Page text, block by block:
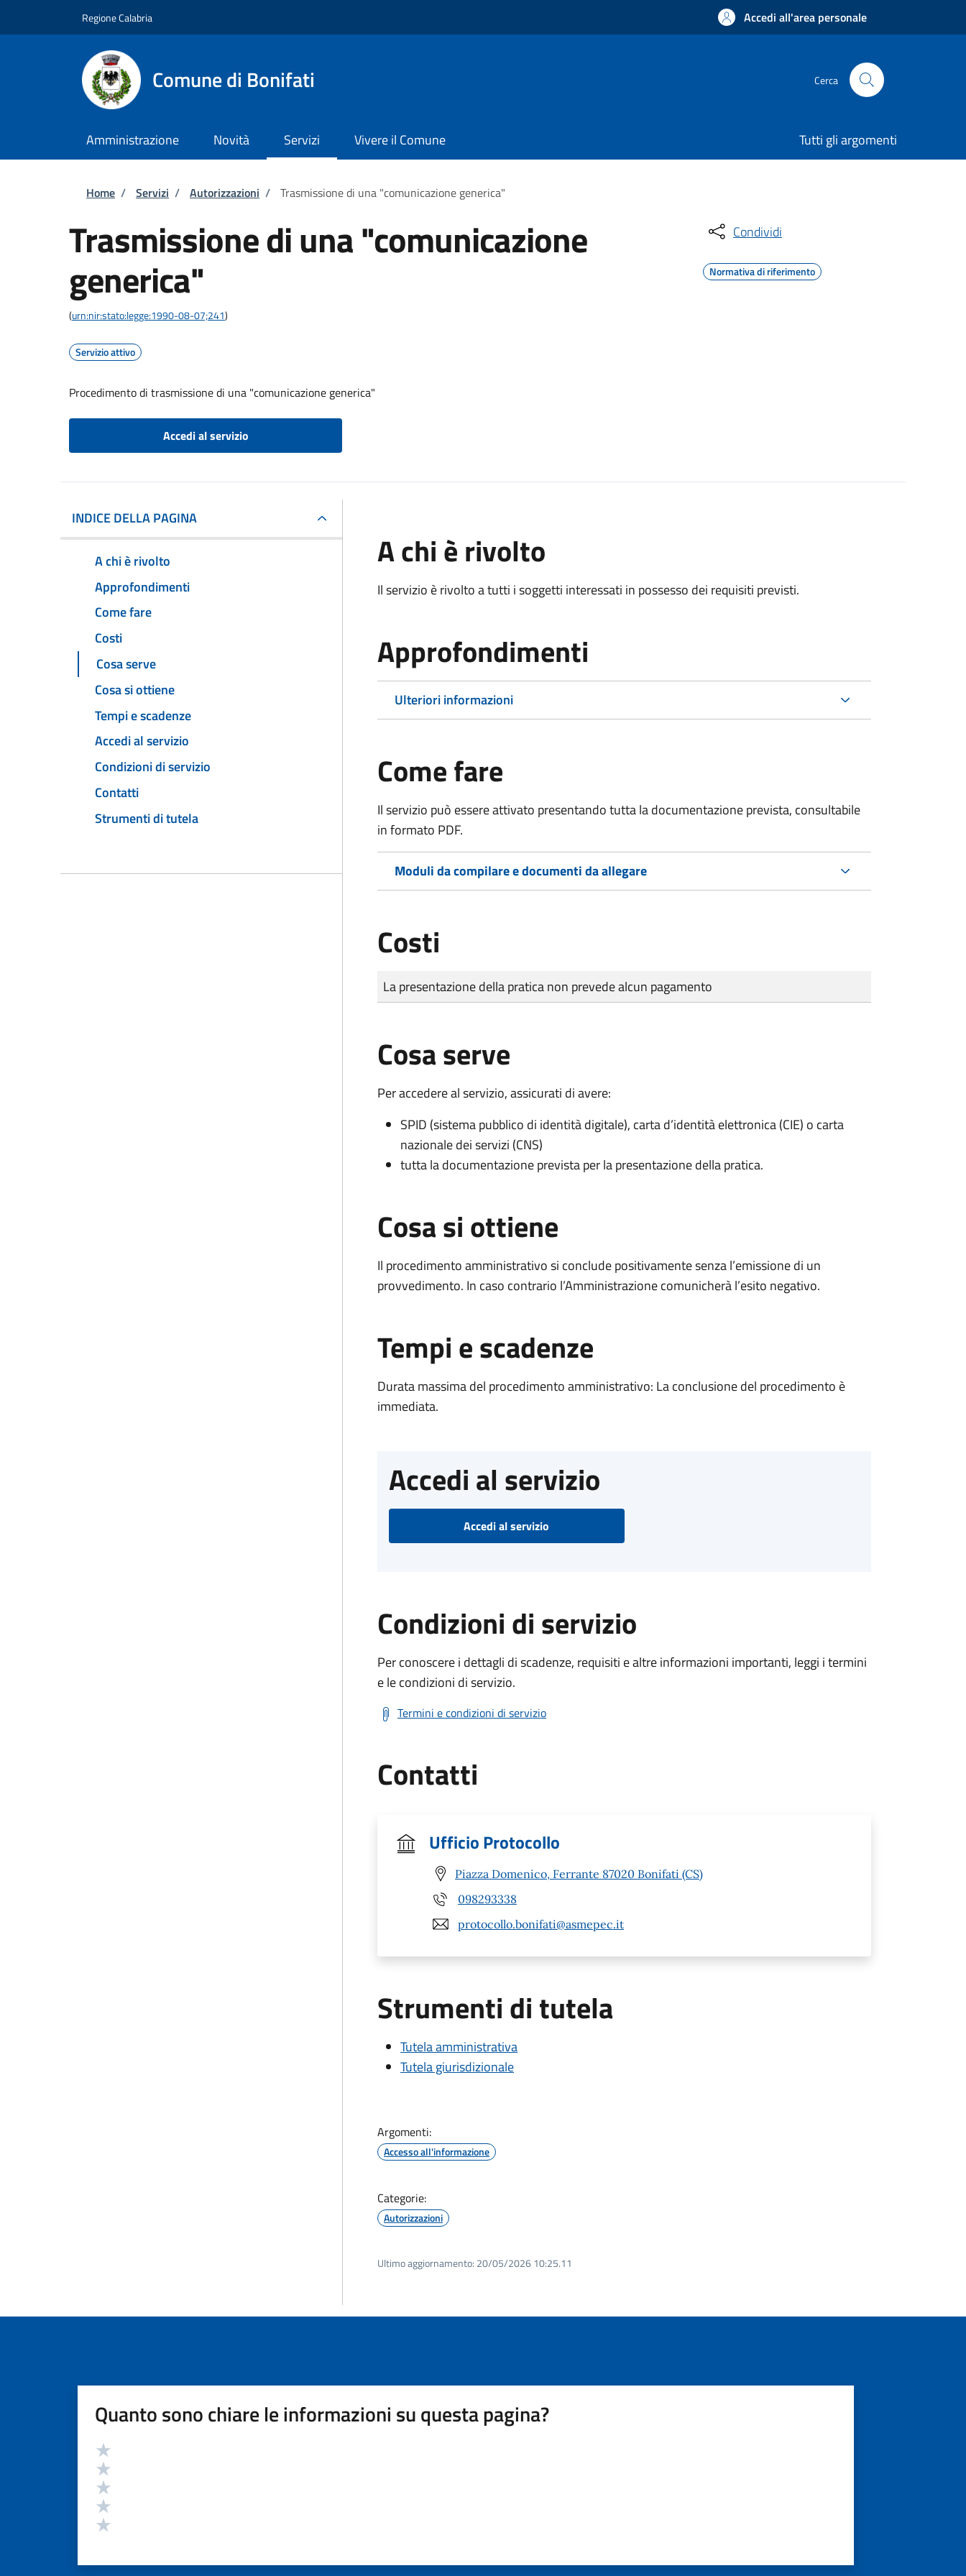
Regione Calabria Accedi all'area personale
Comune di Bonifati Cerca
Amministrazione Novità Servizi Vivere il Comune Tutti gli argomenti
Briciole di pane
Home / Servizi / Autorizzazioni / Trasmissione di una "comunicazione generica"
Trasmissione di una "comunicazione
generica"
(urn:nir:stato:legge:1990-08-07;241)
Servizio attivo
Procedimento di trasmissione di una "comunicazione generica"
Accedi al servizio
Condividi
Normativa di riferimento
INDICE DELLA PAGINA
A chi è rivolto
Approfondimenti
Come fare
Costi
Cosa serve
Cosa si ottiene
Tempi e scadenze
Accedi al servizio
Condizioni di servizio
Contatti
Strumenti di tutela
A chi è rivolto
Il servizio è rivolto a tutti i soggetti interessati in possesso dei requisiti previsti.
Approfondimenti
Ulteriori informazioni
Come fare
Il servizio può essere attivato presentando tutta la documentazione prevista, consultabile
in formato PDF.
Moduli da compilare e documenti da allegare
Costi
Tipo di pagamento
Importo
La presentazione della pratica non prevede alcun pagamento
Cosa serve
Per accedere al servizio, assicurati di avere:
SPID (sistema pubblico di identità digitale), carta d’identità elettronica (CIE) o carta
nazionale dei servizi (CNS)
tutta la documentazione prevista per la presentazione della pratica.
Cosa si ottiene
Il procedimento amministrativo si conclude positivamente senza l’emissione di un
provvedimento. In caso contrario l’Amministrazione comunicherà l’esito negativo.
Tempi e scadenze
Durata massima del procedimento amministrativo: La conclusione del procedimento è
immediata.
Accedi al servizio
Accedi al servizio
Condizioni di servizio
Per conoscere i dettagli di scadenze, requisiti e altre informazioni importanti, leggi i termini
e le condizioni di servizio.
Termini e condizioni di servizio
Contatti
Ufficio Protocollo
Piazza Domenico, Ferrante 87020 Bonifati (CS)
098293338
protocollo.bonifati@asmepec.it
Strumenti di tutela
Tutela amministrativa
Tutela giurisdizionale
Argomenti:
Accesso all'informazione
Categorie:
Autorizzazioni
Ultimo aggiornamento: 20/05/2026 10:25.11
Quanto sono chiare le informazioni su questa pagina?
Valutazione